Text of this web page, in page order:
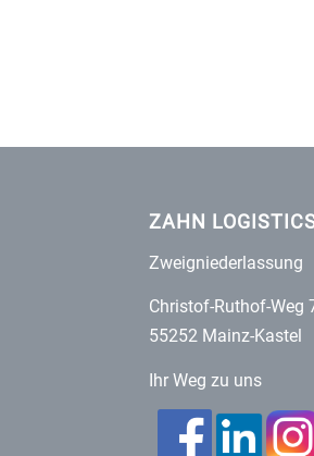
ZAHN
Zweigniederlassung
Christof-Ruthof-Weg
55252 Mainz-Kastel
Ihr Weg zu uns